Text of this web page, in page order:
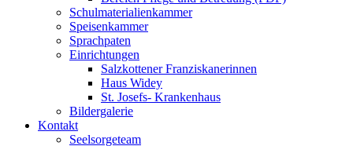
Schulmaterialienkammer
Speisenkammer
Sprachpaten
Einrichtungen
Salzkottener Franziskanerinnen
Haus Widey
St. Josefs- Krankenhaus
Bildergalerie
Kontakt
Seelsorgeteam